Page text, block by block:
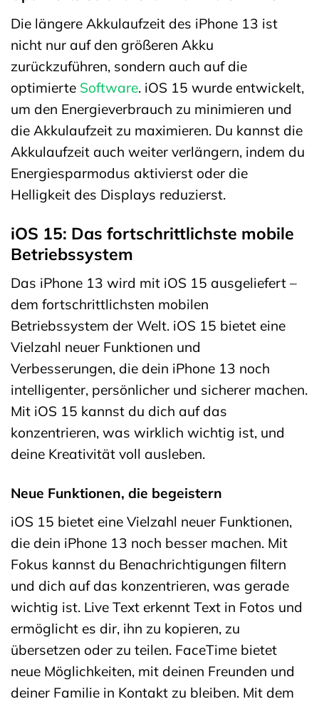
Die längere Akkulaufzeit des iPhone 13 ist
nicht nur auf den größeren Akku
zurückzuführen, sondern auch auf die
optimierte Software. iOS 15 wurde entwickelt,
um den Energieverbrauch zu minimieren und
die Akkulaufzeit zu maximieren. Du kannst die
Akkulaufzeit auch weiter verlängern, indem du
Energiesparmodus aktivierst oder die
Helligkeit des Displays reduzierst.
iOS 15: Das fortschrittlichste mobile
Betriebssystem
Das iPhone 13 wird mit iOS 15 ausgeliefert –
dem fortschrittlichsten mobilen
Betriebssystem der Welt. iOS 15 bietet eine
Vielzahl neuer Funktionen und
Verbesserungen, die dein iPhone 13 noch
intelligenter, persönlicher und sicherer machen.
Mit iOS 15 kannst du dich auf das
konzentrieren, was wirklich wichtig ist, und
deine Kreativität voll ausleben.
Neue Funktionen, die begeistern
iOS 15 bietet eine Vielzahl neuer Funktionen,
die dein iPhone 13 noch besser machen. Mit
Fokus kannst du Benachrichtigungen filtern
und dich auf das konzentrieren, was gerade
wichtig ist. Live Text erkennt Text in Fotos und
ermöglicht es dir, ihn zu kopieren, zu
übersetzen oder zu teilen. FaceTime bietet
neue Möglichkeiten, mit deinen Freunden und
deiner Familie in Kontakt zu bleiben. Mit dem